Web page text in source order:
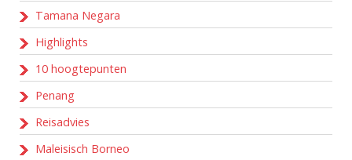
Tamana Negara
Highlights
10 hoogtepunten
Penang
Reisadvies
Maleisisch Borneo